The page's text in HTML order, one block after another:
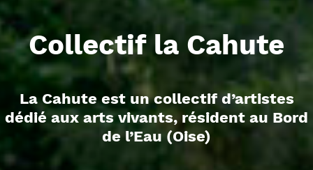
Collectif la Cahute
La Cahute est un collectif d’artistes
dédié aux arts vivants, résident au Bord
de l’Eau (Oise)